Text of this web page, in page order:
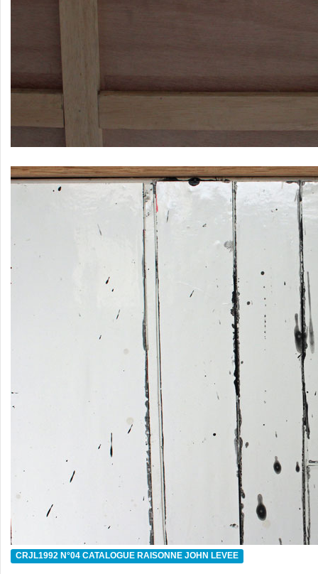
CRJL1992 N°04 CATALOGUE RAISONNE JOHN LEVEE